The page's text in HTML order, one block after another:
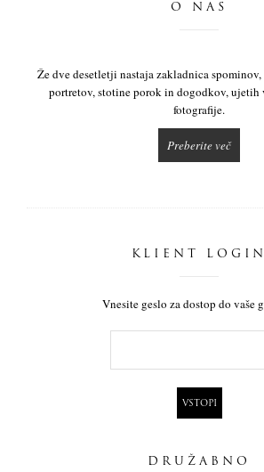
O NAS
Že dve desetletji nastaja zakladnica
portretov, stotine porok in dogodkov, ujetih
fotografije.
Preberite več
KLIENT LOGIN
Vnesite geslo za dostop do vaše
DRUŽABNO